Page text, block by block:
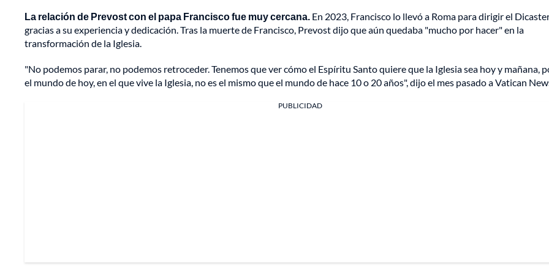
La relación de Prevost con el papa Francisco fue muy cercana. En 2023, Francisco lo llevó a Roma para dirigir el
gracias a su experiencia y dedicación. Tras la muerte de Francisco, Prevost dijo que aún quedaba "mucho por hacer" en la
transformación de la Iglesia.
"No podemos parar, no podemos retroceder. Tenemos que ver cómo el Espíritu Santo quiere que la Iglesia sea hoy y mañana,
el mundo de hoy, en el que vive la Iglesia, no es el mismo que el mundo de hace 10 o 20 años", dijo el mes pasado a Vatican
PUBLICIDAD